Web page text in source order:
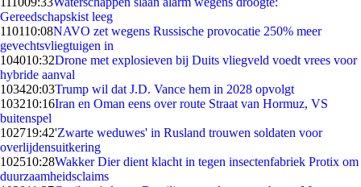
Gereedschapskist leeg
110110:08NAVO zet wegens Russische provocatie 250% meer
gevechtsvliegtuigen in
104010:32Drone met explosieven bij Duits vliegveld voedt vrees voor
hybride aanval
103420:03Trump wil dat J.D. Vance hem in 2028 opvolgt
103210:16Iran en Oman eens over route Straat van Hormuz, VS
buitenspel
102719:42'Zwarte weduwes' in Rusland trouwen soldaten voor
overlijdensuitkering
102510:28Wakker Dier dient klacht in tegen insectenfabriek Protix om
duurzaamheidsclaims